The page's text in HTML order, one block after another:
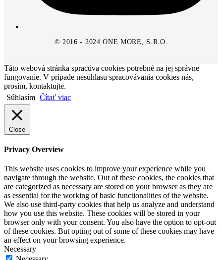
© 2016 - 2024 ONE MORE, S.R.O.
Táto webová stránka spracúva cookies potrebné na jej správne
fungovanie. V prípade nesúhlasu spracovávania cookies nás,
prosím, kontaktujte.
Súhlasím Čítať viac
Close
Privacy Overview
This website uses cookies to improve your experience while you
navigate through the website. Out of these cookies, the cookies that
are categorized as necessary are stored on your browser as they are
as essential for the working of basic functionalities of the website.
We also use third-party cookies that help us analyze and understand
how you use this website. These cookies will be stored in your
browser only with your consent. You also have the option to opt-out
of these cookies. But opting out of some of these cookies may have
an effect on your browsing experience.
Necessary